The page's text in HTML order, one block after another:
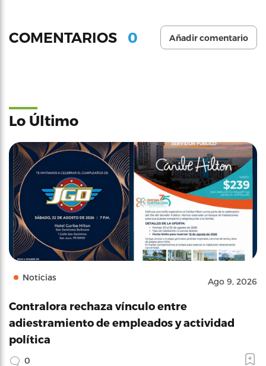
COMENTARIOS 0 Añadir comentario
Lo Último
Noticias Ago 9, 2026
Contralora rechaza vínculo entre
adiestramiento de empleados y actividad
política
0